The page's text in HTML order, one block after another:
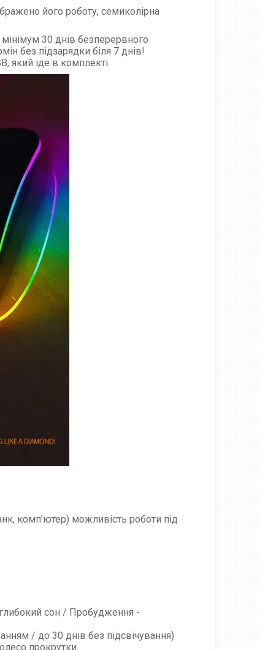
його роботу, семиколірна
30 днів безперервного
без підзарядки біля 7 днів!
який іде в комплекті.
комп'ютер) можливість роботи під
глибокий сон / Пробудження -
/ до 30 днів без підсвічування)
прокрутки.